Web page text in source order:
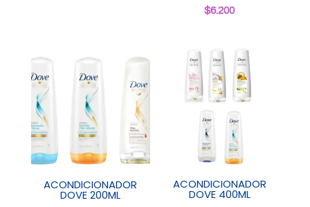
$6.200
ACONDICIONADOR
DOVE 200ML
ACONDICIONADOR
DOVE 400ML